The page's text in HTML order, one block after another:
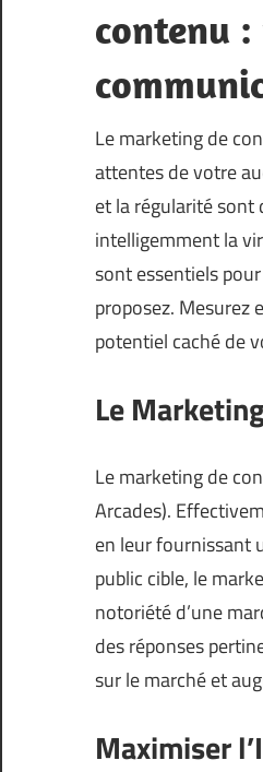
contenu
Le marketing de
attentes de votre
et la régularité sont
intelligemment la
sont essentiels
proposez. Mesurez
potentiel caché de
Le
Le marketing de
Arcades).
en leur fournissant
public cible, le
notoriété d’une
des réponses
sur le marché et
Maximiser